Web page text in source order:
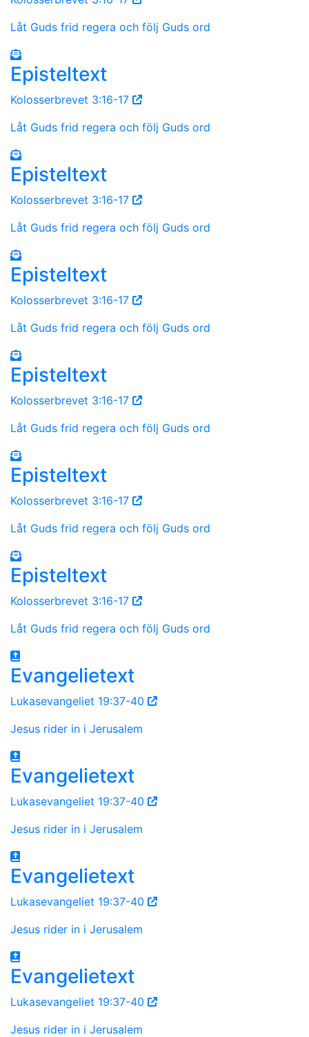
Låt Guds frid regera och följ Guds ord
Episteltext
Kolosserbrevet 3:16-17
Låt Guds frid regera och följ Guds ord
Episteltext
Kolosserbrevet 3:16-17
Låt Guds frid regera och följ Guds ord
Episteltext
Kolosserbrevet 3:16-17
Låt Guds frid regera och följ Guds ord
Episteltext
Kolosserbrevet 3:16-17
Låt Guds frid regera och följ Guds ord
Episteltext
Kolosserbrevet 3:16-17
Låt Guds frid regera och följ Guds ord
Episteltext
Kolosserbrevet 3:16-17
Låt Guds frid regera och följ Guds ord
Evangelietext
Lukasevangeliet 19:37-40
Jesus rider in i Jerusalem
Evangelietext
Lukasevangeliet 19:37-40
Jesus rider in i Jerusalem
Evangelietext
Lukasevangeliet 19:37-40
Jesus rider in i Jerusalem
Evangelietext
Lukasevangeliet 19:37-40
Jesus rider in i Jerusalem